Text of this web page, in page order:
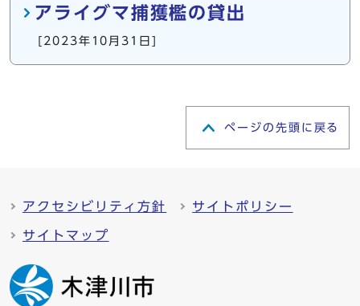
アライグマ捕獲檻の貸出
[2023年10月31日]
ページの先頭に戻る
アクセシビリティ方針 サイトポリシー
サイトマップ